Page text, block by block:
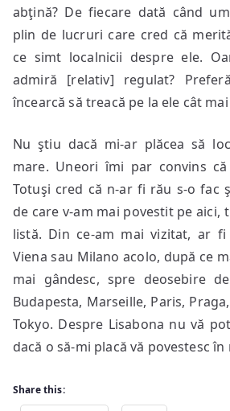
abţină? De fiecare dată când
plin de lucruri care cred că
ce simt localnicii despre ele.
admiră [relativ] regulat?
încearcă să treacă pe la ele cât
Nu ştiu dacă mi-ar plăcea să
mare. Uneori îmi par convins
Totuşi cred că n-ar fi rău s-o fac
de care v-am mai povestit pe aici,
listă. Din ce-am mai vizitat, ar
Viena sau Milano acolo, după ce
mai gândesc, spre deosebire
Budapesta, Marseille, Paris,
Tokyo. Despre Lisabona nu vă
dacă o să-mi placă vă povestesc
Share this: